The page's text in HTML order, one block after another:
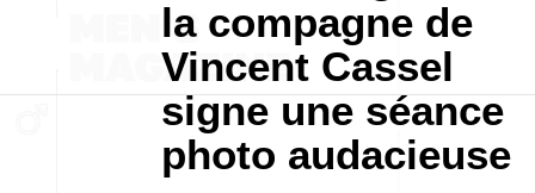
la compagne de
Vincent Cassel
signe une séance
photo audacieuse